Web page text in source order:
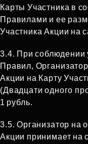
Карты Участника в
Правилами и ее
Участника Акции на
3.4. При соблюдении
Правил,
Акции на Карту
(Двадцати одного
1 рубль.
3.5. Организатор на
Акции принимает на